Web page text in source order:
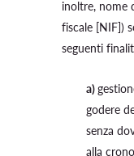
inoltre, nome
fiscale [NIF])
seguenti
a)
godere
senza
alla